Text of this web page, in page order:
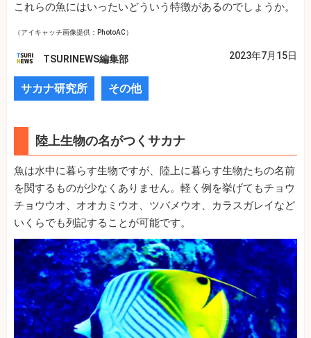
これらの魚にはいったいどういう特徴があるのでしょうか。
（アイキャッチ画像提供：PhotoAC）
TSURINEWS編集部 2023年7月15日
サカナ研究所 その他
陸上生物の名がつくサカナ
魚は水中に暮らす生物ですが、陸上に暮らす生物たちの名前
を関するものが少なくありません。軽く例を挙げてもチョウ
チョウウオ、オオカミウオ、ツバメウオ、カラスガレイなど
いくらでも列記することが可能です。